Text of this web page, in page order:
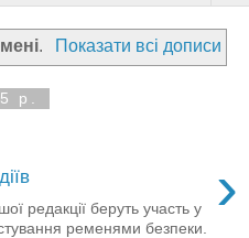
. Показати всі дописи
р.
›
редакції беруть участь у
ременями безпеки.